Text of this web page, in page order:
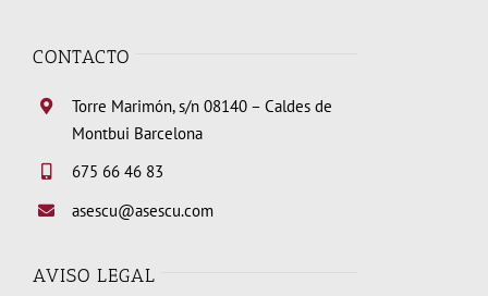
CONTACTO
Torre Marimón, s/n 08140 – Caldes de
Montbui Barcelona
675 66 46 83
asescu@asescu.com
AVISO LEGAL